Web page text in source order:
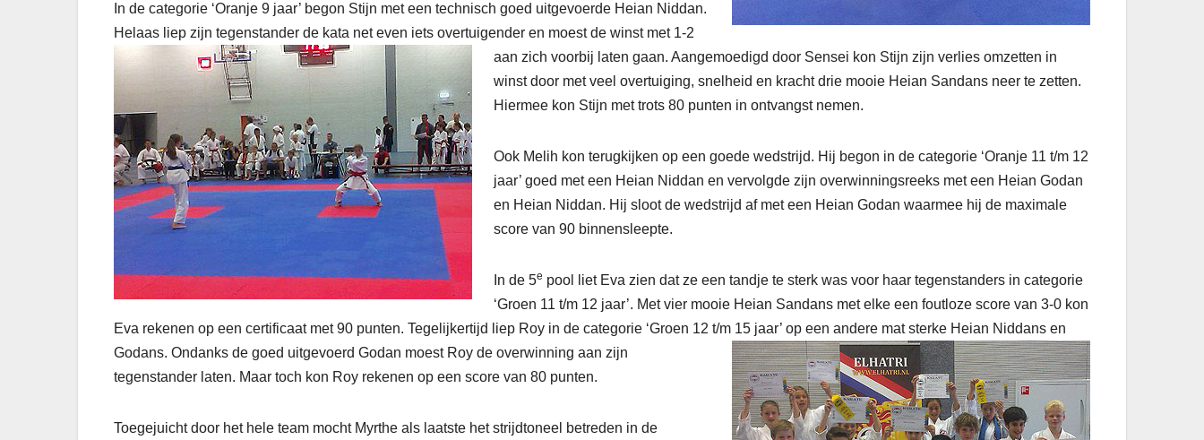
In de categorie ‘Oranje 9 jaar’ begon Stijn met een technisch goed uitgevoerde Heian Niddan.
Helaas liep zijn tegenstander de kata neteven iets overtuigender en moest de winst met 1-2
aan zich voorbij laten gaan. Aangemoedigd door Sensei kon Stijn zijn verlies omzetten in
winst door met veel overtuiging, snelheid en kracht drie mooie Heian Sandans neer te zetten.
Hiermee kon Stijn met trots 80 punten in ontvangst nemen.
Ook Melih kon terugkijken op een goede wedstrijd. Hij begon in de categorie ‘Oranje 11 t/m 12
jaar’ goed met een Heian Niddan en vervolgde zijn overwinningsreeks met een Heian Godan
en Heian Niddan. Hij sloot de wedstrijd af met een Heian Godan waarmee hij de maximale
score van 90 binnensleepte.
In de 5e pool liet Eva zien dat ze een tandje te sterk was voor haar tegenstanders in categorie
‘Groen 11 t/m 12 jaar’. Met vier mooie Heian Sandans met elke een foutloze score van 3-0 kon
Eva rekenen op een certificaat met 90 punten. Tegelijkertijd liep Roy in de categorie ‘Groen 12 t/m 15 jaar’ op een andere mat sterke Heian Niddans en
Godans. Ondanks de goed uitgevoerd Godan moest Roy de overwinning aan zijn
tegenstander laten. Maar toch kon Roy rekenen op een score van 80 punten.
Toegejuicht door het hele team mocht Myrthe als laatste het strijdtoneel betreden in de